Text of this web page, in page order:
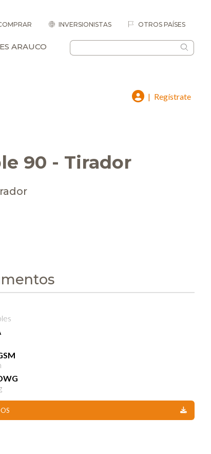
INVERSIONISTAS OTROS PAÍSES
ARAUCO
| Regístrate
90 - Tirador